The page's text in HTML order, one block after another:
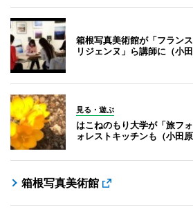
箱根写真美術館が「フラン
リジェンヌ」ら講師に（小
見る・遊ぶ
はこねのもり大学が「旅フ
ォレストキッチンも（小田原
箱根写真美術館